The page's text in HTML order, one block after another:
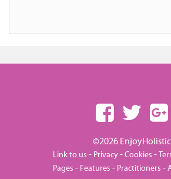
©2026 EnjoyHolistic
Link to us - Privacy-Cookies -
Pages - Features - Practitioners -